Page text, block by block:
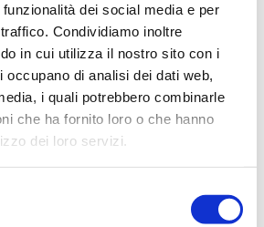
dei social media e per
Condividiamo inoltre
in cui utilizza il nostro sito con i
occupano di analisi dei dati web,
i quali potrebbero combinarle
che ha fornito loro o che hanno
dei loro servizi.
del Regolamento Generale
Servizi e Forniture
cod. fisc. 00948610324